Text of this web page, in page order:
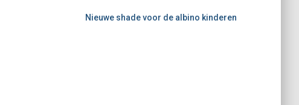
Nieuwe shade voor de albino kinderen